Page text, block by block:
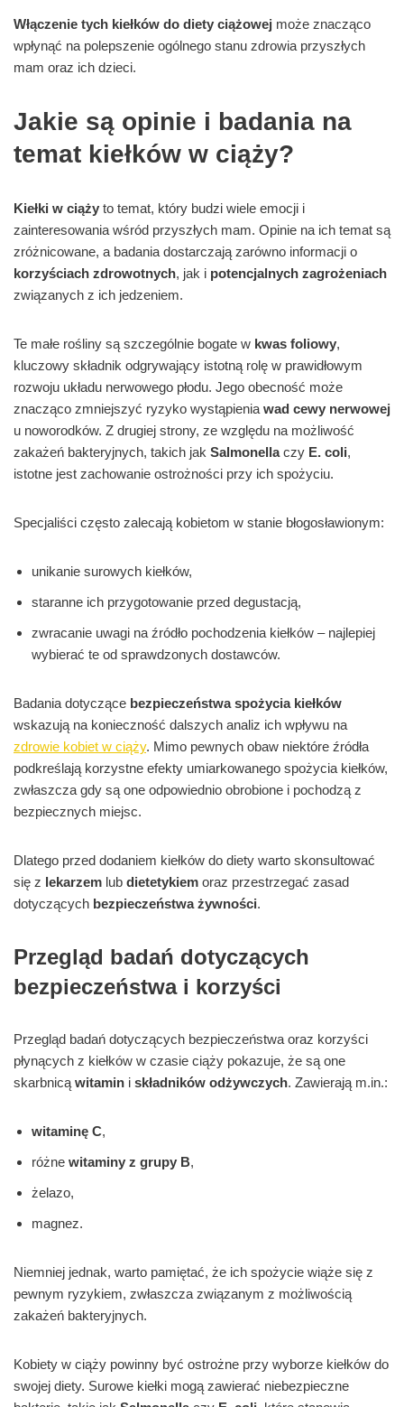
Włączenie tych kiełków do diety ciążowej może znacząco
wpłynąć na polepszenie ogólnego stanu zdrowia przyszłych
mam oraz ich dzieci.
Jakie są opinie i badania na
temat kiełków w ciąży?
Kiełki w ciąży to temat, który budzi wiele emocji i
zainteresowania wśród przyszłych mam. Opinie na ich temat są
zróżnicowane, a badania dostarczają zarówno informacji o
korzyściach zdrowotnych, jak i potencjalnych zagrożeniach
związanych z ich jedzeniem.
Te małe rośliny są szczególnie bogate w kwas foliowy,
kluczowy składnik odgrywający istotną rolę w prawidłowym
rozwoju układu nerwowego płodu. Jego obecność może
znacząco zmniejszyć ryzyko wystąpienia wad cewy nerwowej
u noworodków. Z drugiej strony, ze względu na możliwość
zakażeń bakteryjnych, takich jak Salmonellaczy E. coli,
istotne jest zachowanie ostrożności przy ich spożyciu.
Specjaliści często zalecają kobietom w stanie błogosławionym:
unikanie surowych kiełków,
staranne ich przygotowanie przed degustacją,
zwracanie uwagi na źródło pochodzenia kiełków – najlepiej
wybierać te od sprawdzonych dostawców.
Badania dotyczące bezpieczeństwa spożycia kiełków
wskazują na konieczność dalszych analiz ich wpływu na
zdrowie kobiet w ciąży. Mimo pewnych obaw niektóre źródła
podkreślają korzystne efekty umiarkowanego spożycia kiełków,
zwłaszcza gdy są one odpowiednio obrobione i pochodzą z
bezpiecznych miejsc.
Dlatego przed dodaniem kiełków do diety warto skonsultować
się z lekarzem lub dietetykiem oraz przestrzegać zasad
dotyczących bezpieczeństwa żywności.
Przegląd badań dotyczących
bezpieczeństwa i korzyści
Przegląd badań dotyczących bezpieczeństwa oraz korzyści
płynących z kiełków w czasie ciąży pokazuje, że są one
skarbnicą witamin i składników odżywczych. Zawierają m.in.:
witaminę C,
różne witaminy z grupy B,
żelazo,
magnez.
Niemniej jednak, warto pamiętać, że ich spożycie wiąże się z
pewnym ryzykiem, zwłaszcza związanym z możliwością
zakażeń bakteryjnych.
Kobiety w ciąży powinny być ostrożne przy wyborze kiełków do
swojej diety. Surowe kiełki mogą zawierać niebezpieczne